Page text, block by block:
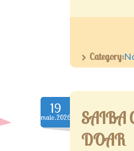
Category:
19
maio.2026
SAIBA
DOAR